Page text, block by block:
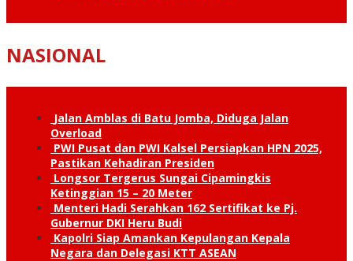
NASIONAL
Jalan Amblas di Batu Jomba, Diduga Jalan
Overload
PWI Pusat dan PWI Kalsel Persiapkan HPN 2025,
Pastikan Kehadiran Presiden
Longsor Tergerus Sungai Cipamingkis
Ketinggian 15 – 20 Meter
Menteri Hadi Serahkan 162 Sertifikat ke Pj.
Gubernur DKI Heru Budi
Kapolri Siap Amankan Kepulangan Kepala
Negara dan Delegasi KTT ASEAN